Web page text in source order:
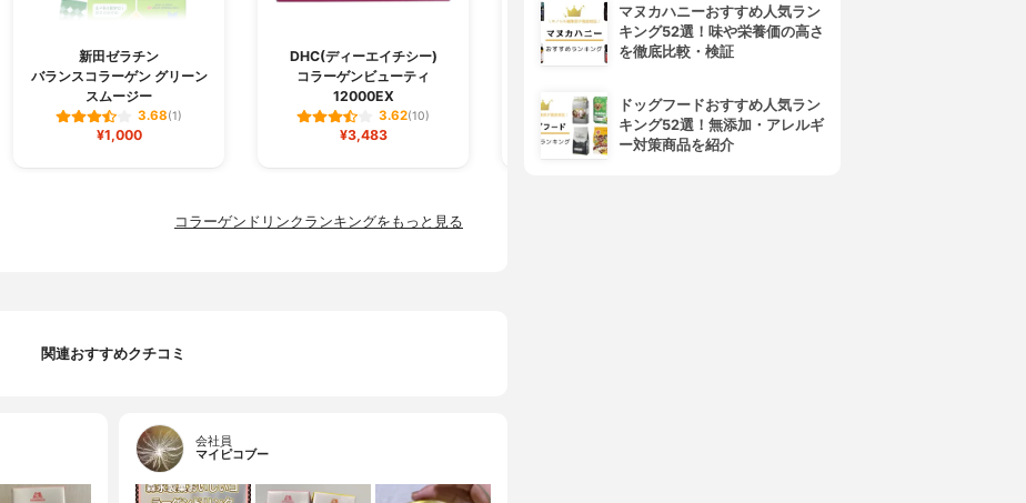
新田ゼラチン
バランスコラーゲン グリーン
スムージー
3.68(1)
¥1,000
DHC(ディーエイチシー)
コラーゲンビューティ
12000EX
3.62(10)
¥3,483
Beauty&Go(ビューティーアン
プリティーピンク
3.62 (1)
¥1,000
コラーゲンドリンクランキングをもっと見る
関連おすすめクチコミ
会社員
マイピコブー
マヌカハニーおすすめ人気ラン
キング52選！味や栄養価の高さ
を徹底比較・検証
ドッグフードおすすめ人気ラン
キング52選！無添加・アレルギ
ー対策商品を紹介